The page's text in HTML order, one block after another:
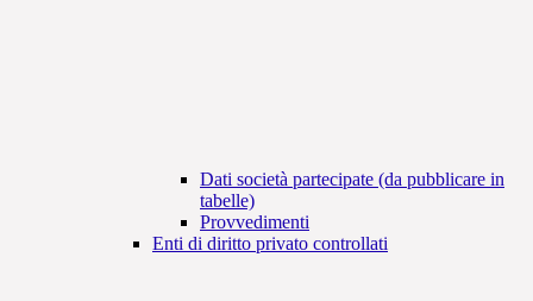
Dati società partecipate (da pubblicare in
tabelle)
Provvedimenti
Enti di diritto privato controllati